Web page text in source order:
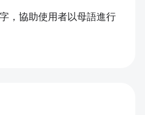
，協助使用者以母語進行